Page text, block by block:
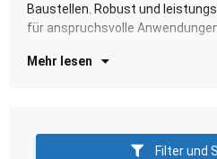
Baustellen. Robust und
für anspruchsvolle
Mehr lesen
Filter und